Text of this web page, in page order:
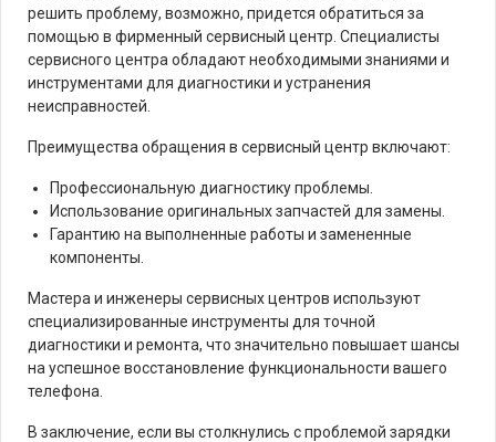
решить проблему, возможно, придется обратиться за
помощью в фирменный сервисный центр. Специалисты
сервисного центра обладают необходимыми знаниями и
инструментами для диагностики и устранения
неисправностей.
Преимущества обращения в сервисный центр включают:
Профессиональную диагностику проблемы.
Использование оригинальных запчастей для замены.
Гарантию на выполненные работы и замененные
компоненты.
Мастера и инженеры сервисных центров используют
специализированные инструменты для точной
диагностики и ремонта, что значительно повышает шансы
на успешное восстановление функциональности вашего
телефона.
В заключение, если вы столкнулись с проблемой зарядки